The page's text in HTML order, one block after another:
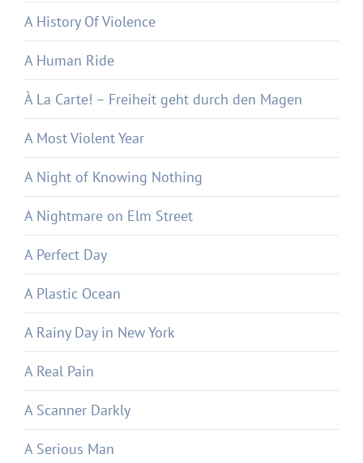
A History Of Violence
A Human Ride
À La Carte! – Freiheit geht durch den Magen
A Most Violent Year
A Night of Knowing Nothing
A Nightmare on Elm Street
A Perfect Day
A Plastic Ocean
A Rainy Day in New York
A Real Pain
A Scanner Darkly
A Serious Man